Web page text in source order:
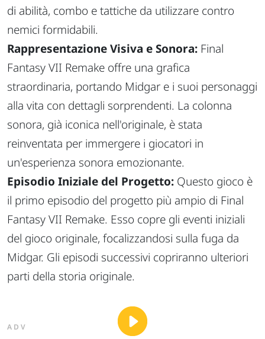
di abilità, combo e tattiche da utilizzare contro
nemici formidabili.
Rappresentazione Visiva e Sonora: Final
Fantasy VII Remake offre una grafica
straordinaria, portando Midgar e i suoi personaggi
alla vita con dettagli sorprendenti. La colonna
sonora, già iconica nell'originale, è stata
reinventata per immergere i giocatori in
un'esperienza sonora emozionante.
Episodio Iniziale del Progetto: Questo gioco è
il primo episodio del progetto più ampio di Final
Fantasy VII Remake. Esso copre gli eventi iniziali
del gioco originale, focalizzandosi sulla fuga da
Midgar. Gli episodi successivi copriranno ulteriori
parti della storia originale.
ADV